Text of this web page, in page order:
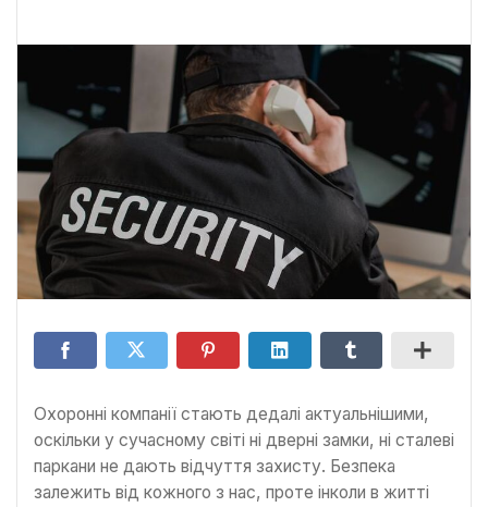
Охоронні компанії стають дедалі актуальнішими,
оскільки у сучасному світі ні дверні замки, ні сталеві
паркани не дають відчуття захисту. Безпека
залежить від кожного з нас, проте інколи в житті